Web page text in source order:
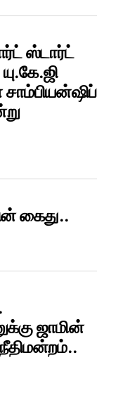
ஸ்டார்ட்
கைது..
ஜாமின்